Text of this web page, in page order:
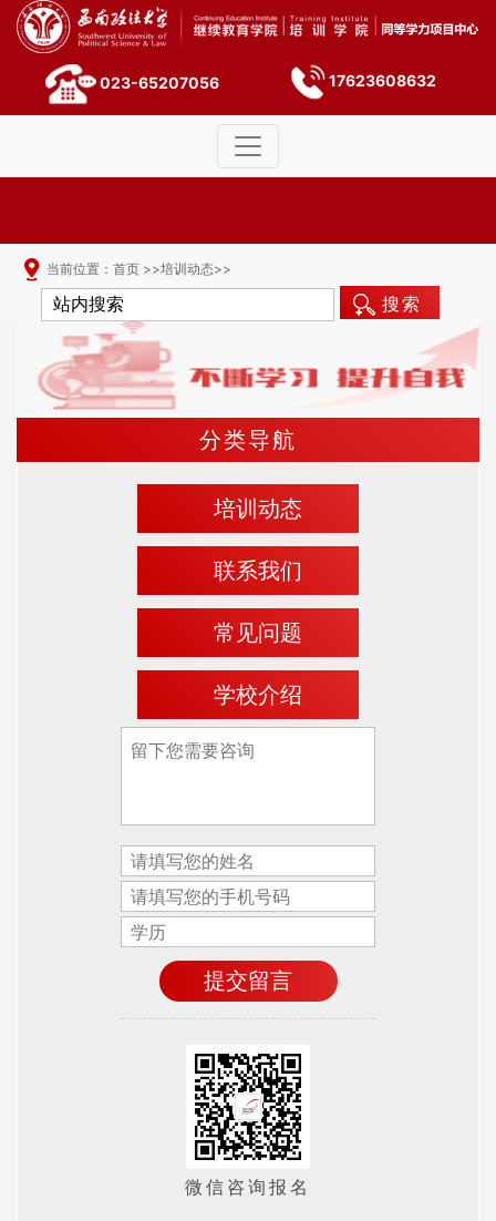
023-65207056 17623608632
当前位置： 首页 >>培训动态>>
搜索
分类导航
培训动态
联系我们
常见问题
学校介绍
微信咨询报名